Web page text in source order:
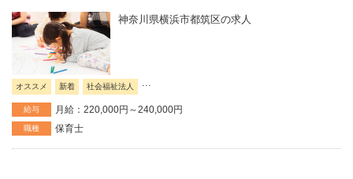
神奈川県横浜市都筑区の求人
オススメ 新着 社会福祉法人 ...
給与 月給：220,000円～240,000円
職種 保育士